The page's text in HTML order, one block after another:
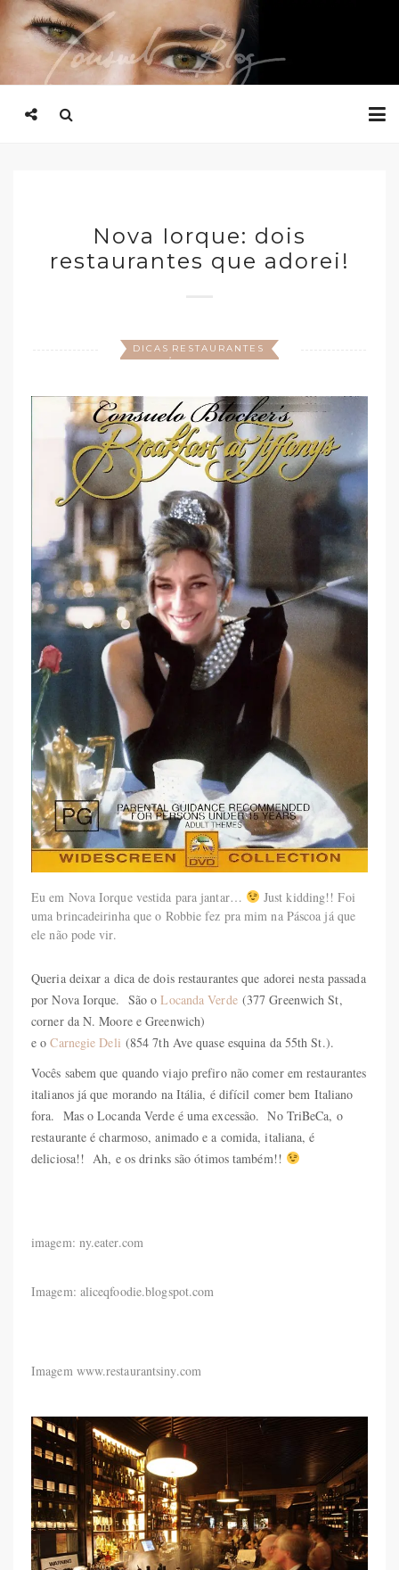
Nova Iorque: dois
restaurantes que adorei!
DICAS
,
RESTAURANTES
Eu em Nova Iorque vestida para jantar…
Just kidding!! Foi
uma brincadeirinha que o Robbie fez pra mim na Páscoa já que
ele não pode vir.
Queria deixar a dica de dois restaurantes que adorei nesta passada
por Nova Iorque. São oLocanda Verde(377 Greenwich St,
corner da N. Moore e Greenwich)
e oCarnegie Deli (854 7th Ave quase esquina da 55th St.).
Vocês sabem que quando viajo prefiro não comer em restaurantes
italianos já que morando na Itália, é difícil comer bem Italiano
fora. Mas o Locanda Verde é uma excessão. No TriBeCa, o
restaurante é charmoso, animado e a comida, italiana, é
deliciosa!! Ah, e os drinks são ótimos também!!
imagem: ny.eater.com
Imagem: aliceqfoodie.blogspot.com
Imagem www.restaurantsiny.com